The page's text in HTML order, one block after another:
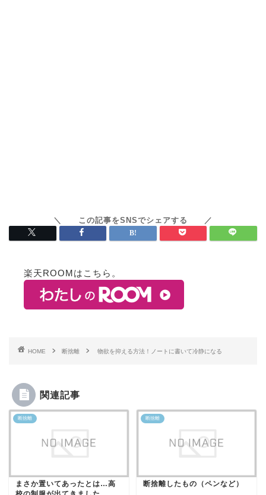
楽天ROOMはこちら。
HOME 断捨離 物欲を抑える方法！ノートに書いて冷静になる
関連記事
断捨離
まさか置いてあったとは…高
断捨離
断捨離したもの（ペンなど）